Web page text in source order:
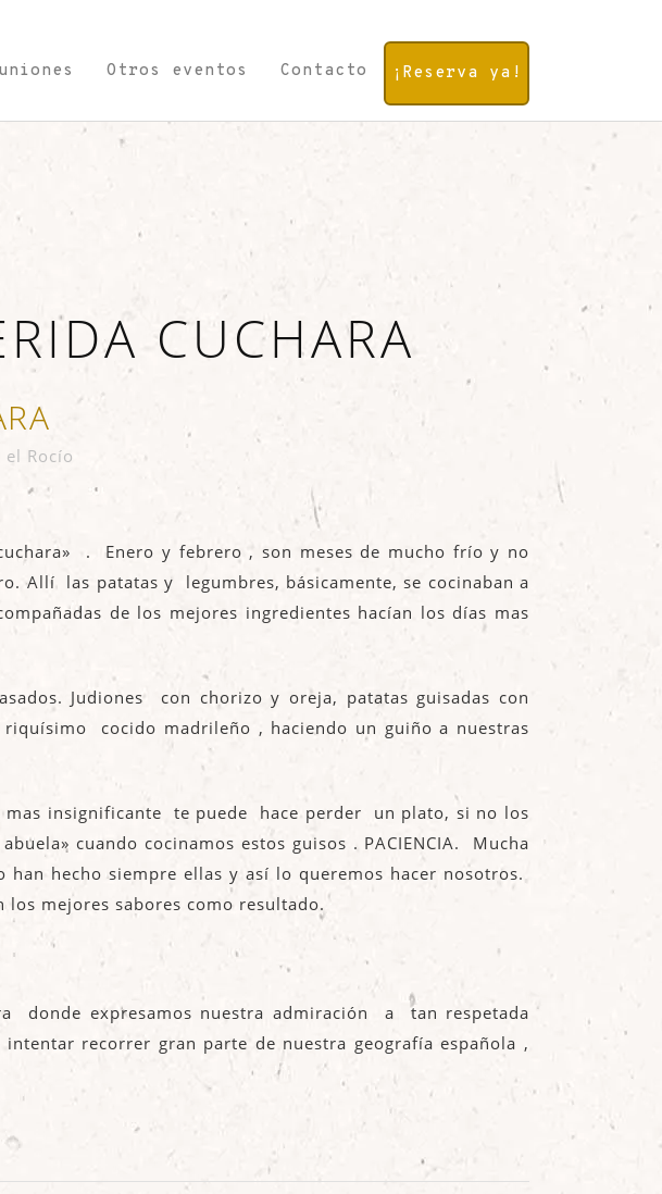
Otros eventos Contacto ¡Reserva ya!
CUCHARA
el Rocío
. Enero y febrero , son meses de mucho frío y no
Allí las patatas y legumbres, básicamente, se cocinaban a
de los mejores ingredientes hacían los días mas
Judiones con chorizo y oreja, patatas guisadas con
riquísimo cocido madrileño , haciendo un guiño a nuestras
insignificante te puede hace perder un plato, si no los
cuando cocinamos estos guisos . PACIENCIA. Mucha
hecho siempre ellas y así lo queremos hacer nosotros.
mejores sabores como resultado.
donde expresamos nuestra admiración a tan respetada
recorrer gran parte de nuestra geografía española ,